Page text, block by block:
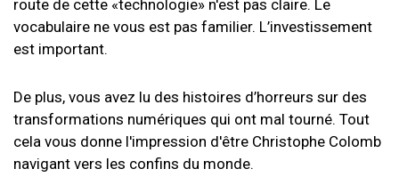
route de cette «technologie» n'est pas claire. Le
vocabulaire ne vous est pas familier. L’investissement
est important.
De plus, vous avez lu des histoires d’horreurs sur des
transformations numériques qui ont mal tourné. Tout
cela vous donne l'impression d'être Christophe Colomb
navigant vers les confins du monde.